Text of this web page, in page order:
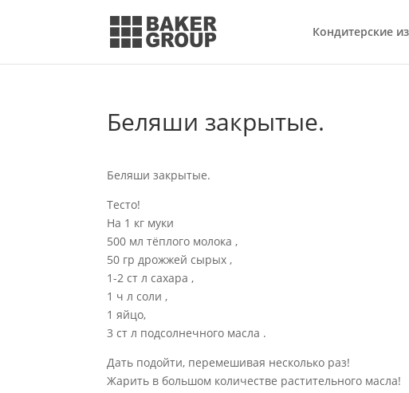
Кондитерcкие
Беляши закрытые.
Беляши закрытые.
Тесто!
На 1 кг муки
500 мл тёплого молока ,
50 гр дрожжей сырых ,
1-2 ст л сахара ,
1 ч л соли ,
1 яйцо,
3 ст л подсолнечного масла .
Дать подойти, перемешивая несколько раз!
Жарить в большом количестве растительного масла!